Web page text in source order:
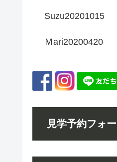
Suzu20201015
Ｍari20200420
見学予約フォ